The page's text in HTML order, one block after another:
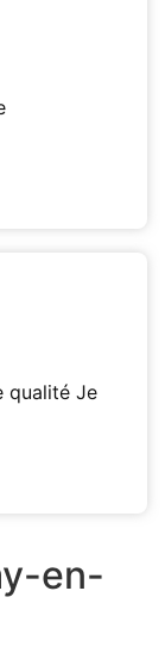
qualité Je
en-